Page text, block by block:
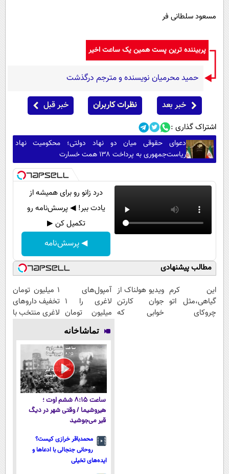
مسعود سلطانی فر
پربیننده ترین پست همین یک ساعت اخیر
حمید محرمیان نویسنده و مترجم درگذشت
خبر بعد نظرات کاربران خبر قبل
اشتراک گذاری :
دعوای حقوقی میان دو نهاد دولتی؛ محکومیت نهاد
ریاست‌جمهوری به پرداخت ۱۳۸ همت خسارت
درد زانو رو برای همیشه از
یادت ببر! ◀ پرسش‌نامه رو
تکمیل کن ▶
◀ پرسش‌نامه
مطالب پیشنهادی
این کرم
گیاهی،مثل اتو
چروکای
ویدیو هولناک از
جوان کارتن
خوابی که
آمپول‌های
لاغری را ۱
میلیون تومان
ارزان‌تر از
همه‌جا بخر!
۱ میلیون تومان
تخفیف داروهای
لاغری منتخب با
نزدیکت
تماشاخانه
ساعت ۸:۱۵ ششم اوت ؛
هیروشیما / وقتی شهر در دیگ
قیر می‌جوشید
محمدباقر خرازی کیست؟
روحانی جنجالی با ادعاها و
ایده‌های تخیلی